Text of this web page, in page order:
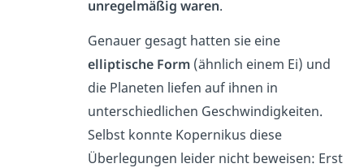
unregelmäßig waren.
Genauer gesagt hatten sie eine
elliptischeForm(ähnlich einem Ei) und
die Planeten liefen auf ihnen in
unterschiedlichen Geschwindigkeiten.
Selbst konnte Kopernikus diese
Überlegungen leider nicht beweisen: Erst